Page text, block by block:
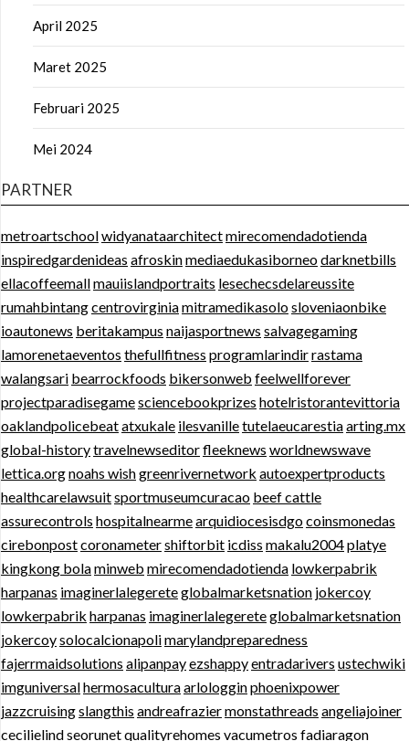
April 2025
Maret 2025
Februari 2025
Mei 2024
PARTNER
metroartschoolwidyanataarchitectmirecomendadotienda
inspiredgardenideas afroskinmediaedukasiborneodarknetbills
ellacoffeemallmauiislandportraits lesechecsdelareussite
rumahbintangcentrovirginiamitramedikasolosloveniaonbike
ioautonews beritakampus naijasportnews salvagegaming
lamorenetaeventos thefullfitness programlarindirrastama
walangsari bearrockfoods bikersonweb feelwellforever
projectparadisegamesciencebookprizes hotelristorantevittoria
oaklandpolicebeatatxukale ilesvanilletutelaeucarestiaarting.mx
global-historytravelnewseditorfleeknews worldnewswave
lettica.orgnoahs wishgreenrivernetwork autoexpertproducts
healthcarelawsuitsportmuseumcuracao beef cattle
assurecontrols hospitalnearmearquidiocesisdgocoinsmonedas
cirebonpostcoronametershiftorbit icdiss makalu2004platye
kingkong bolaminweb mirecomendadotienda lowkerpabrik
harpanas imaginerlalegereteglobalmarketsnation jokercoy
lowkerpabrik harpanas imaginerlalegereteglobalmarketsnation
jokercoysolocalcionapolimarylandpreparedness
fajerrmaidsolutions alipanpayezshappyentradarivers ustechwiki
imguniversalhermosaculturaarlologginphoenixpower
jazzcruisingslangthis andreafraziermonstathreads angeliajoiner
cecilielindseorunetqualityrehomes vacumetros fadiaragon